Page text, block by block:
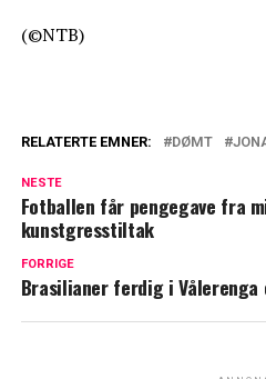
(©NTB)
RELATERTE EMNER: DØMT
NESTE
Fotballen får pengegave fra
kunstgresstiltak
FORRIGE
Brasilianer ferdig i